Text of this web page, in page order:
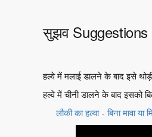
सुझव Suggestions
हल्वे में मलाई डालने के बाद इसे
हल्वे में चीनी डालने के बाद इसको
लौकी का हल्वा - बिना